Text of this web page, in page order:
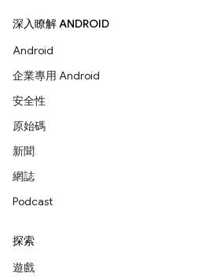
深入瞭解 ANDROID
Android
企業專用 Android
安全性
原始碼
新聞
網誌
Podcast
探索
遊戲